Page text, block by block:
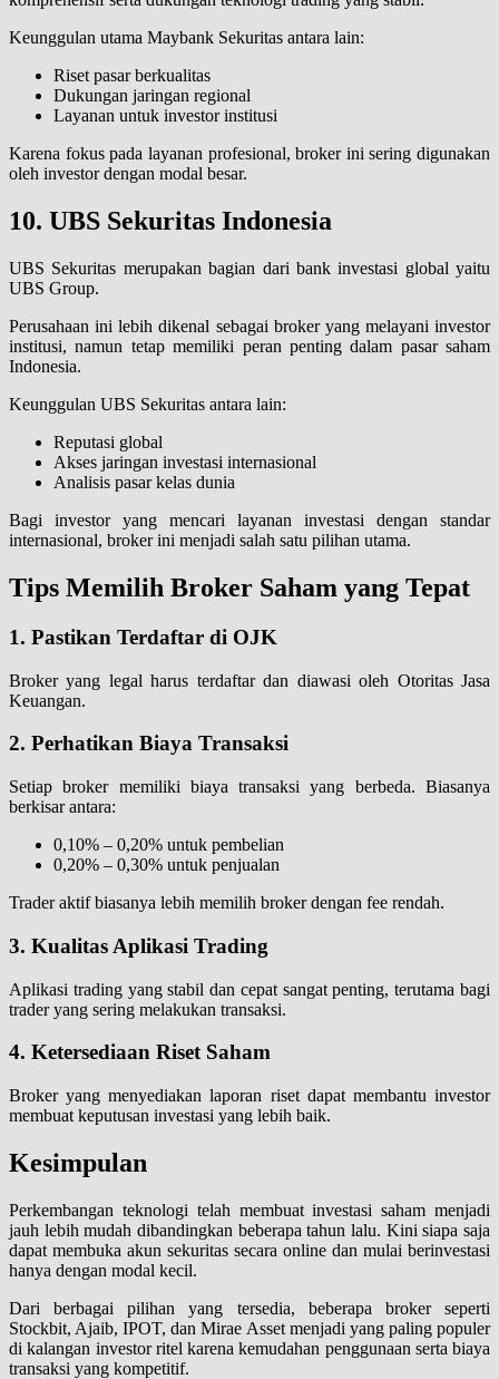
Keunggulan utama Maybank Sekuritas antara lain:
Riset pasar berkualitas
Dukungan jaringan regional
Layanan untuk investor institusi
Karena fokus pada layanan profesional, broker ini sering digunakan
oleh investor dengan modal besar.
10. UBS Sekuritas Indonesia
UBS Sekuritas merupakan bagian dari bank investasi global yaitu
UBS Group.
Perusahaan ini lebih dikenal sebagai broker yang melayani investor
institusi, namun tetap memiliki peran penting dalam pasar saham
Indonesia.
Keunggulan UBS Sekuritas antara lain:
Reputasi global
Akses jaringan investasi internasional
Analisis pasar kelas dunia
Bagi investor yang mencari layanan investasi dengan standar
internasional, broker ini menjadi salah satu pilihan utama.
Tips Memilih Broker Saham yang Tepat
1. Pastikan Terdaftar di OJK
Broker yang legal harus terdaftar dan diawasi oleh Otoritas Jasa
Keuangan.
2. Perhatikan Biaya Transaksi
Setiap broker memiliki biaya transaksi yang berbeda. Biasanya
berkisar antara:
0,10% – 0,20% untuk pembelian
0,20% – 0,30% untuk penjualan
Trader aktif biasanya lebih memilih broker dengan fee rendah.
3. Kualitas Aplikasi Trading
Aplikasi trading yang stabil dan cepat sangat penting, terutama bagi
trader yang sering melakukan transaksi.
4. Ketersediaan Riset Saham
Broker yang menyediakan laporan riset dapat membantu investor
membuat keputusan investasi yang lebih baik.
Kesimpulan
Perkembangan teknologi telah membuat investasi saham menjadi
jauh lebih mudah dibandingkan beberapa tahun lalu. Kini siapa saja
dapat membuka akun sekuritas secara online dan mulai berinvestasi
hanya dengan modal kecil.
Dari berbagai pilihan yang tersedia, beberapa broker seperti
Stockbit, Ajaib, IPOT, dan Mirae Asset menjadi yang paling populer
di kalangan investor ritel karena kemudahan penggunaan serta biaya
transaksi yang kompetitif.